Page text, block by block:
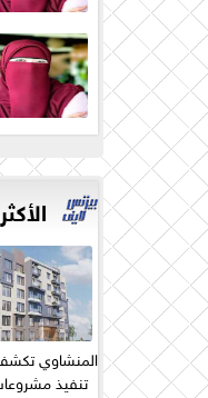
المنشاوي
تنفيذ